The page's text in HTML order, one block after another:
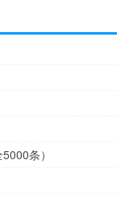
条）